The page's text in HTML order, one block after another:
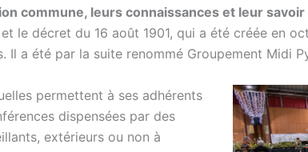
commune, leurs connaissances et leur savoir
le décret du 16 août 1901, qui a été créée en
Il a été par la suite renommé Groupement Midi
permettent à ses adhérents
dispensées par des
extérieurs ou non à